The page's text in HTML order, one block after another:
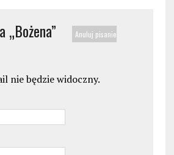
„Bożena”
Anuluj pisanie
nie będzie widoczny.